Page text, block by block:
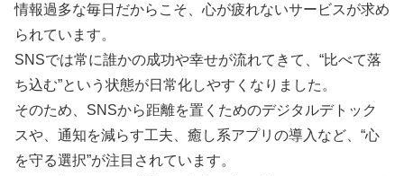
情報過多な毎日だからこそ、心が疲れないサービスが求め
られています。
SNSでは常に誰かの成功や幸せが流れてきて、“比べて落
ち込む”という状態が日常化しやすくなりました。
そのため、SNSから距離を置くためのデジタルデトック
スや、通知を減らす工夫、癒し系アプリの導入など、“心
を守る選択”が注目されています。